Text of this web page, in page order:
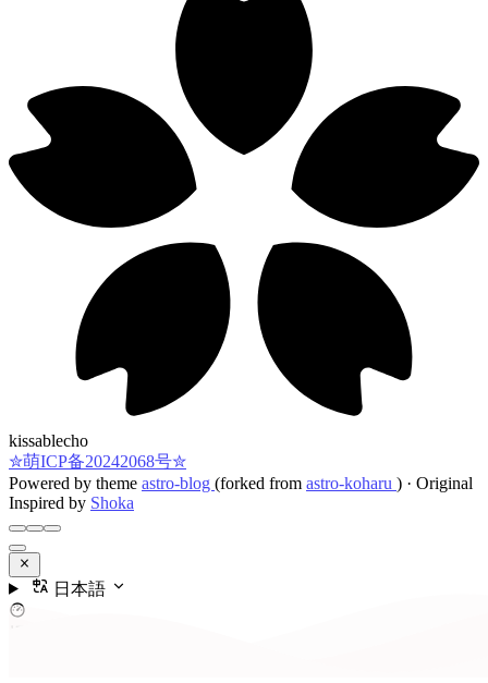
Windows 11 Microsoft Edge 143.0.0.0
kissablecho
✮萌ICP备20242068号✮
Powered by theme astro-blog (forked from astro-koharu ) · Original
Inspired by Shoka
日本語